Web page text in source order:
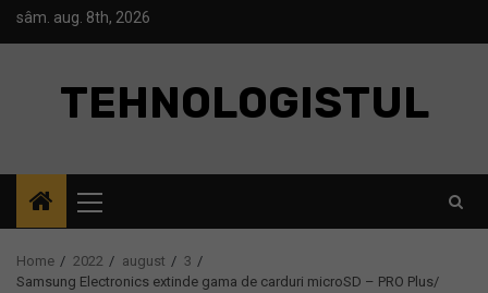
Skipsâm. aug. 8th, 2026
TEHNOLOGISTUL
Menu
Home 2022 august
3
Samsung Electronics extinde gama de carduri microSD – PRO Plus/